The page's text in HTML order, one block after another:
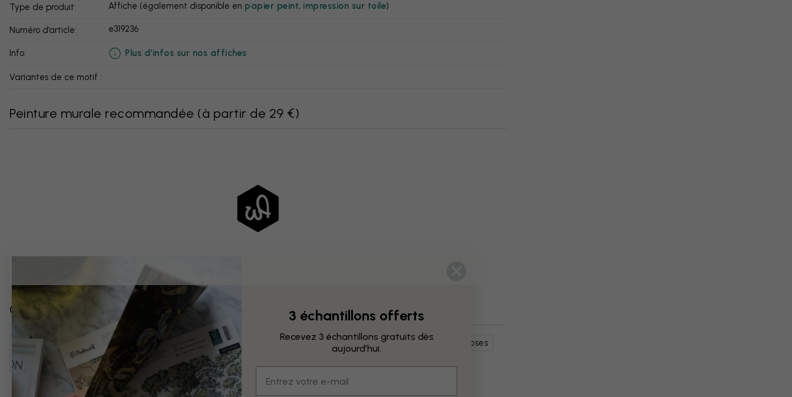
Type de produit: Affiche (également disponible en papier peint, impression sur toile)
Numéro d’article: e319236
info: Plus d'infos sur nos affiches
Variantes de ce motif :
Peinture murale recommandée (à partir de 29 €)
Catégories similaires
Chambre Nature Forêts Et Arbres Jungle Animaux Oiseaux
Flamants Roses
Vert
3 échantillons offerts
Recevez 3 échantillons gratuits dès
aujourd’hui.